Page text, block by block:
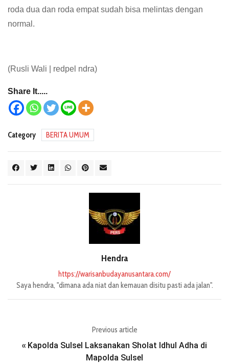
roda dua dan roda empat sudah bisa melintas dengan
normal.
(Rusli Wali | redpel ndra)
Share It.....
Category BERITA UMUM
Hendra
https://warisanbudayanusantara.com/
Saya hendra, "dimana ada niat dan kemauan disitu pasti ada jalan".
Previous article
« Kapolda Sulsel Laksanakan Sholat Idhul Adha di
Mapolda Sulsel